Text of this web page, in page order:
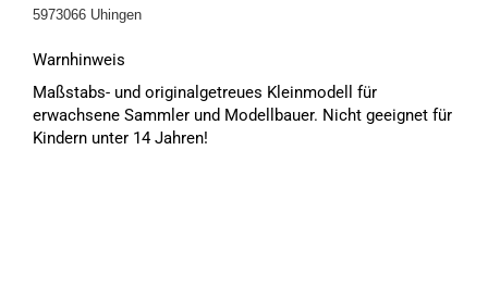
5973066 Uhingen
Warnhinweis
Maßstabs- und originalgetreues Kleinmodell für
erwachsene Sammler und Modellbauer. Nicht geeignet für
Kindern unter 14 Jahren!